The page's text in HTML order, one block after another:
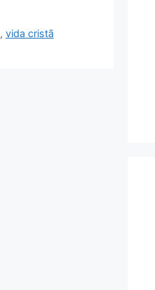
,vida cristã